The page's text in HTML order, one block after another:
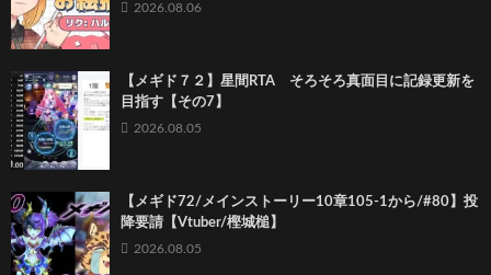
2026.08.06
【メギド７２】星間RTA そろそろ真面目に記録更新を
目指す【その7】
2026.08.05
【メギド72/メインストーリー10章105-1から/#80】投
降要請【Vtuber/樫城槌】
2026.08.05